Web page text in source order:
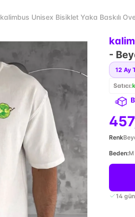
kalimbus Unisex Bisiklet Yaka Baskılı
-
12 Ay
Satıcı:
Renk
Beden:M
14